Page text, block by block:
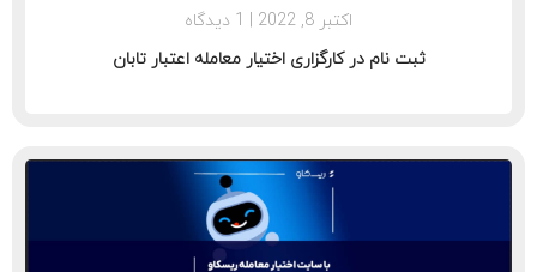
اکتبر 8, 2022
1 دیدگاه
ثبت نام در کارگزاری اختیار معامله اعتبار تابان